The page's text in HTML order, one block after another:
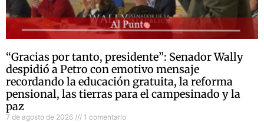
“Gracias por tanto, presidente”: Senador Wally
despidió a Petro con emotivo mensaje
recordando la educación gratuita, la reforma
pensional, las tierras para el campesinado y la
paz
7 de agosto de 2026 1 comentario